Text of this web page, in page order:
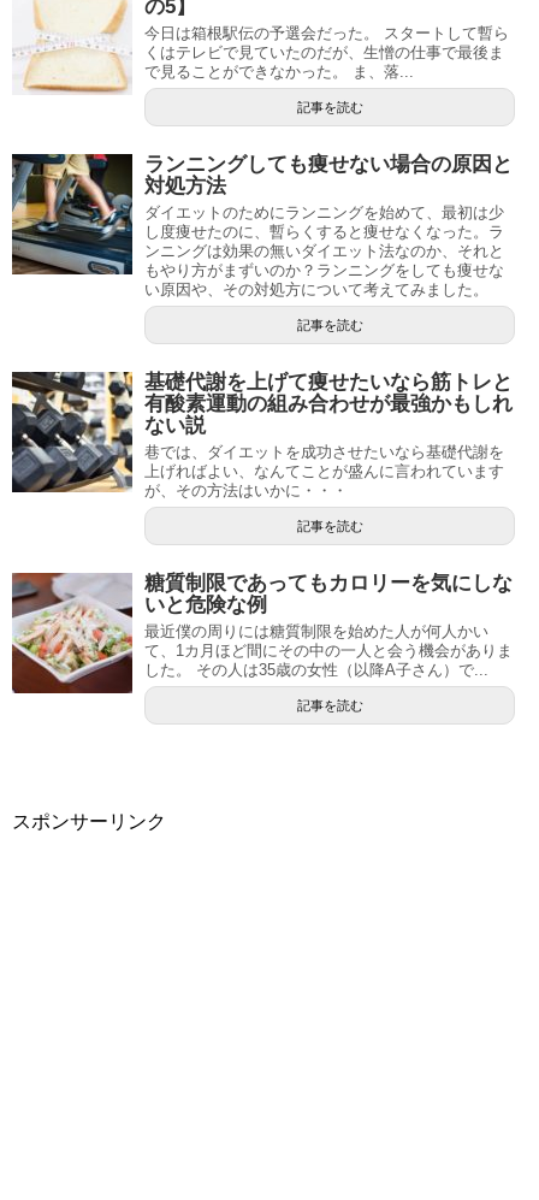
の5】
今日は箱根駅伝の予選会だった。 スタートして暫ら
くはテレビで見ていたのだが、生憎の仕事で最後ま
で見ることができなかった。 ま、落...
記事を読む
ランニングしても痩せない場合の原因と
対処方法
ダイエットのためにランニングを始めて、最初は少
し度痩せたのに、暫らくすると痩せなくなった。ラ
ンニングは効果の無いダイエット法なのか、それと
もやり方がまずいのか？ランニングをしても痩せな
い原因や、その対処方について考えてみました。
記事を読む
基礎代謝を上げて痩せたいなら筋トレと
有酸素運動の組み合わせが最強かもしれ
ない説
巷では、ダイエットを成功させたいなら基礎代謝を
上げればよい、なんてことが盛んに言われています
が、その方法はいかに・・・
記事を読む
糖質制限であってもカロリーを気にしな
いと危険な例
最近僕の周りには糖質制限を始めた人が何人かい
て、1カ月ほど間にその中の一人と会う機会がありま
した。 その人は35歳の女性（以降A子さん）で...
記事を読む
スポンサーリンク